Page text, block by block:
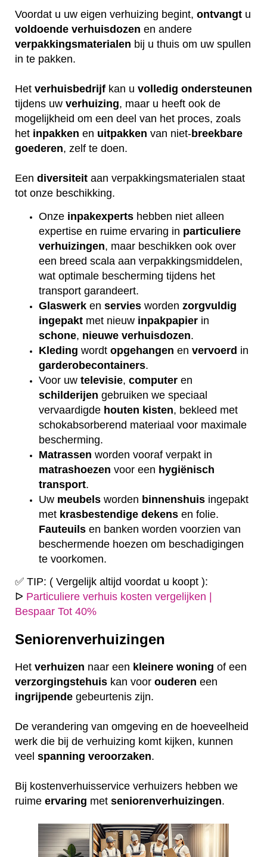
Voordat u uw eigen verhuizing begint, ontvangt u
voldoende verhuisdozen en andere
verpakkingsmaterialen bij u thuis om uw spullen
in te pakken.
Het verhuisbedrijf kan u volledig ondersteunen
tijdens uw verhuizing, maar u heeft ook de
mogelijkheid om een deel van het proces, zoals
het inpakken en uitpakken van niet-breekbare
goederen, zelf te doen.
Een diversiteit aan verpakkingsmaterialen staat
tot onze beschikking.
Onze inpakexperts hebben niet alleen
expertise en ruime ervaring in particuliere
verhuizingen, maar beschikken ook over
een breed scala aan verpakkingsmiddelen,
wat optimale bescherming tijdens het
transport garandeert.
Glaswerk en servies worden zorgvuldig
ingepakt met nieuw inpakpapier in
schone, nieuwe verhuisdozen.
Kleding wordt opgehangen en vervoerd in
garderobecontainers.
Voor uw televisie, computer en
schilderijen gebruiken we speciaal
vervaardigde houten kisten, bekleed met
schokabsorberend materiaal voor maximale
bescherming.
Matrassen worden vooraf verpakt in
matrashoezen voor een hygiënisch
transport.
Uw meubels worden binnenshuis ingepakt
met krasbestendige dekens en folie.
Fauteuils en banken worden voorzien van
beschermende hoezen om beschadigingen
te voorkomen.
✅ TIP: ( Vergelijk altijd voordat u koopt ):
ᐅ Particuliere verhuis kosten vergelijken |
Bespaar Tot 40%
Seniorenverhuizingen
Het verhuizen naar een kleinere woning of een
verzorgingstehuis kan voor ouderen een
ingrijpende gebeurtenis zijn.
De verandering van omgeving en de hoeveelheid
werk die bij de verhuizing komt kijken, kunnen
veel spanning veroorzaken.
Bij kostenverhuisservice verhuizers hebben we
ruime ervaring met seniorenverhuizingen.